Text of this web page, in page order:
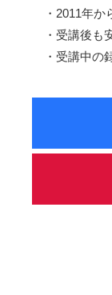
・2011年
・受講後も
・受講中の